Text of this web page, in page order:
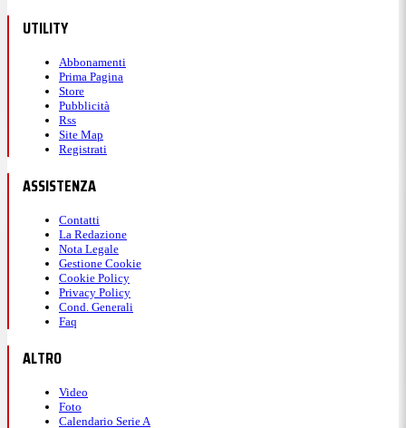
UTILITY
Abbonamenti
Prima Pagina
Store
Pubblicità
Rss
Site Map
Registrati
ASSISTENZA
Contatti
La Redazione
Nota Legale
Gestione Cookie
Cookie Policy
Privacy Policy
Cond. Generali
Faq
ALTRO
Video
Foto
Calendario Serie A